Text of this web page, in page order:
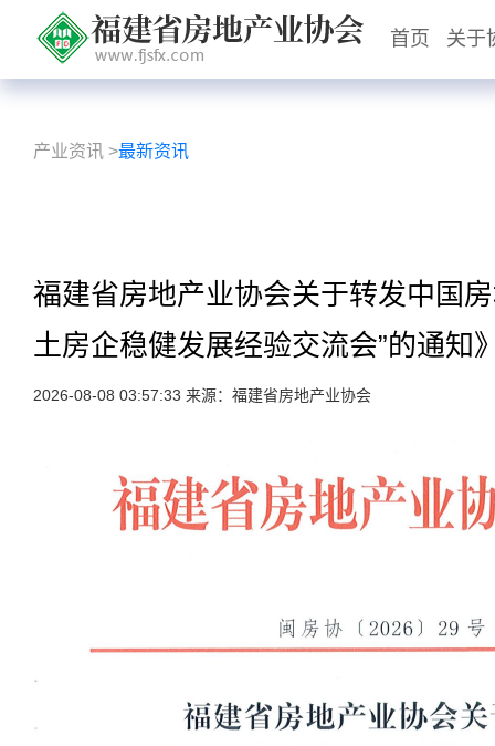
首页 关于
产业资讯 >最新资讯
福建省房地产业协会关于转发中国
土房企稳健发展经验交流会”的通知
2026-08-08 03:57:33 来源：福建省房地产业协会